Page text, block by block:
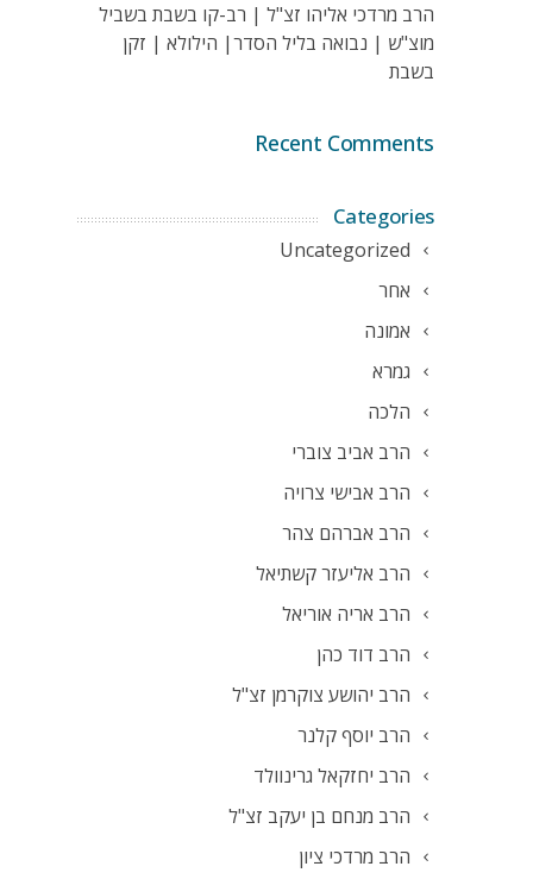
הרב מרדכי אליהו זצ"ל | רב-קו בשבת בשביל
מוצ"ש | נבואה בליל הסדר| הילולא | זקן
בשבת
Recent Comments
Categories
Uncategorized
אחר
אמונה
גמרא
הלכה
הרב אביב צוברי
הרב אבישי צרויה
הרב אברהם צהר
הרב אליעזר קשתיאל
הרב אריה אוריאל
הרב דוד כהן
הרב יהושע צוקרמן זצ"ל
הרב יוסף קלנר
הרב יחזקאל גרינוולד
הרב מנחם בן יעקב זצ"ל
הרב מרדכי ציון